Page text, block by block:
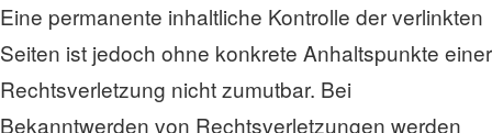
Eine permanente inhaltliche Kontrolle der verlinkten
Seiten ist jedoch ohne konkrete Anhaltspunkte einer
Rechtsverletzung nicht zumutbar. Bei
Bekanntwerden von Rechtsverletzungen werden